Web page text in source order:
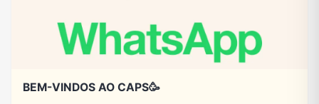
BEM-VINDOS AO CAPS🥳